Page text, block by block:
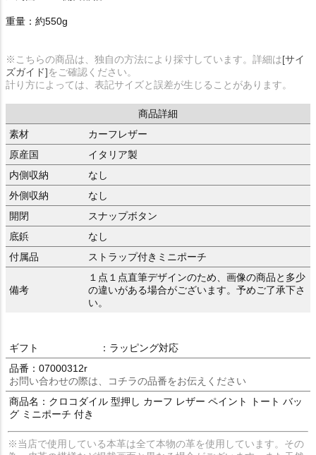
重量：約550g
※こちらの商品は、独自の方法により採寸しています。詳細は[サイ
ズガイド]をご確認ください。
計り方によっては、表記サイズと誤差が生じることがあります。
商品詳細
素材
カーフレザー
原産国
イタリア製
内側収納
なし
外側収納
なし
開閉
スナップボタン
底鋲
なし
付属品
ストラップ付きミニポーチ
備考
１点１点直筆デザインのため、画像の商品と多少
の違いがある場合がございます。予めご了承下さ
い。
ギフト
：ラッピング対応
品番：07000312r
お問い合わせの際は、コチラの品番をお伝えください
商品名：クロコダイル 型押し カーフ レザー ペイント トート バッ
グ ミニポーチ 付き
※当店で使用している本革は全て本物の革を使用しています。その